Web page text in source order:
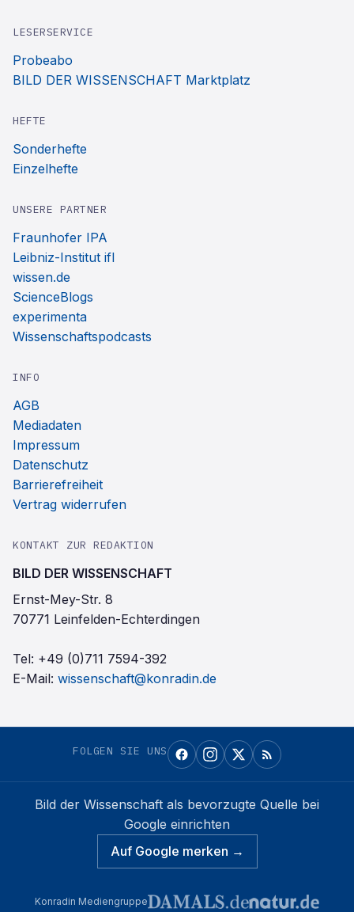
LESERSERVICE
Probeabo
BILD DER WISSENSCHAFT Marktplatz
HEFTE
Sonderhefte
Einzelhefte
UNSERE PARTNER
Fraunhofer IPA
Leibniz-Institut ifl
wissen.de
ScienceBlogs
experimenta
Wissenschaftspodcasts
INFO
AGB
Mediadaten
Impressum
Datenschutz
Barrierefreiheit
Vertrag widerrufen
KONTAKT ZUR REDAKTION
BILD DER WISSENSCHAFT
Ernst-Mey-Str. 8
70771 Leinfelden-Echterdingen
Tel: +49 (0)711 7594-392
E-Mail: wissenschaft@konradin.de
FOLGEN SIE UNS
Bild der Wissenschaft als bevorzugte Quelle bei
Google einrichten
Auf Google merken →
Konradin Mediengruppe